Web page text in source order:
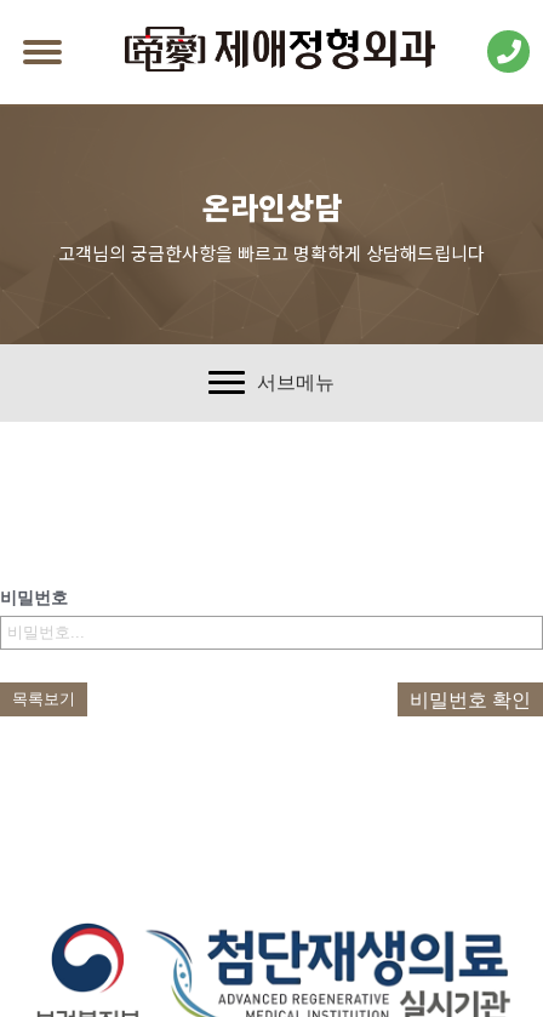
온라인상담
고객님의 궁금한사항을 빠르고 명확하게 상담해드립니다
서브메뉴
비밀번호
목록보기 비밀번호 확인